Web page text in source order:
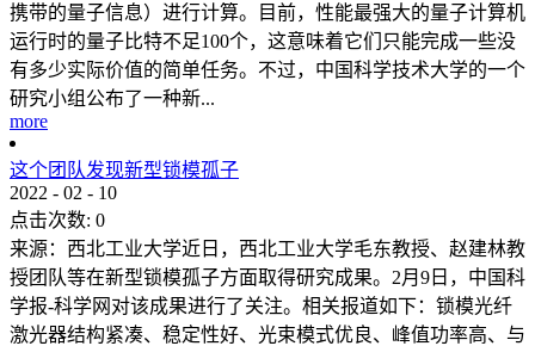
携带的量子信息）进行计算。目前，性能最强大的量子计算机
运行时的量子比特不足100个，这意味着它们只能完成一些没
有多少实际价值的简单任务。不过，中国科学技术大学的一个
研究小组公布了一种新...
more
这个团队发现新型锁模孤子
2022 - 02 - 10
点击次数: 0
来源：西北工业大学近日，西北工业大学毛东教授、赵建林教
授团队等在新型锁模孤子方面取得研究成果。2月9日，中国科
学报-科学网对该成果进行了关注。相关报道如下：锁模光纤
激光器结构紧凑、稳定性好、光束模式优良、峰值功率高、与